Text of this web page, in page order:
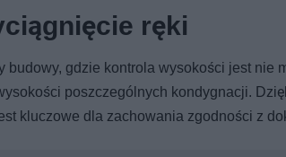
ręki
gdzie kontrola wysokości jest nie
poszczególnych kondygnacji.
kluczowe dla zachowania zgodności z